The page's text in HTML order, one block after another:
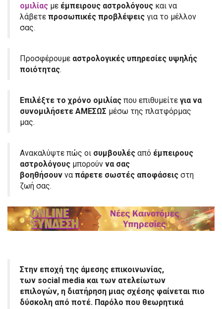
ομιλίας με έμπειρους αστρολόγους και να
λάβετε προσωπικές προβλέψεις για το μέλλον
σας.
Προσφέρουμε αστρολογικές υπηρεσίες υψηλής
ποιότητας.
Επιλέξτε το χρόνο ομιλίας που επιθυμείτε για να
συνομιλήσετε ΑΜΕΣΩΣ μέσω της πλατφόρμας
μας.
Ανακαλύψτε πώς οι συμβουλές από έμπειρους
αστρολόγους μπορούν να σας
βοηθήσουν να πάρετε σωστές αποφάσεις στη
ζωή σας.
Στην εποχή της άμεσης επικοινωνίας,
των social media και των ατελείωτων
επιλογών, η διατήρηση μιας σχέσης φαίνεται πιο
δύσκολη από ποτέ. Παρόλο που θεωρητικά